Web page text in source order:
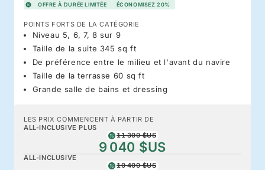
OFFRE À DURÉE LIMITÉE ÉCONOMISEZ 20%
POINTS FORTS DE LA CATÉGORIE
Niveau 5, 6, 7, 8 sur 9
Taille de la suite 345 sq ft
De préférence entre le milieu et l'avant du navire
Taille de la terrasse 60 sq ft
Grande salle de bains et dressing
LES PRIX COMMENCENT À PARTIR DE
ALL-INCLUSIVE PLUS
11 300 $US
9 040 $US
ALL-INCLUSIVE
10 400 $US